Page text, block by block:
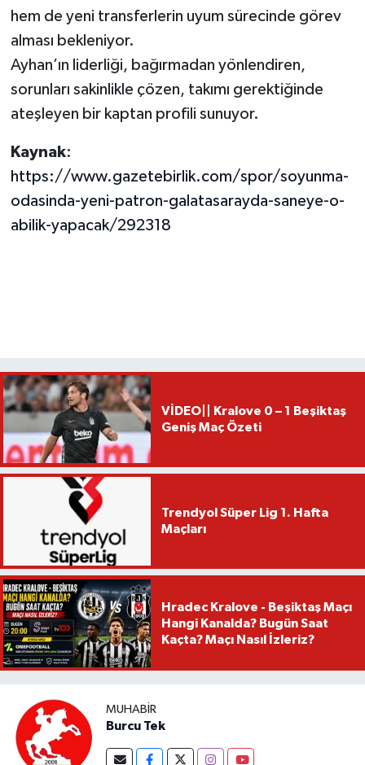
hem de yeni transferlerin uyum sürecinde görev
alması bekleniyor.
Ayhan’ın liderliği, bağırmadan yönlendiren,
sorunları sakinlikle çözen, takımı gerektiğinde
ateşleyen bir kaptan profili sunuyor.
Kaynak:
https://www.gazetebirlik.com/spor/soyunma-
odasinda-yeni-patron-galatasarayda-saneye-o-
abilik-yapacak/292318
VİDEO|| Kralove 0 – 1 Beşiktaş
Geniş Maç Özeti
Trendyol Süper Lig 1. Hafta
Maçları
Hradec Kralove - Beşiktaş Maçı
Hangi Kanalda? Bugün Saat
Kaçta? Maçı Nasıl İzleriz?
MUHABIR
Burcu Tek